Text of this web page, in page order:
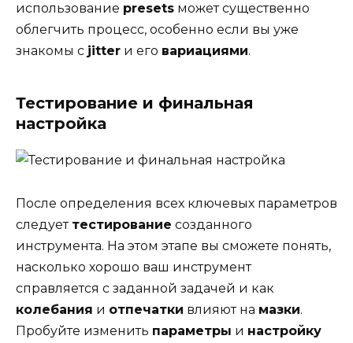
использование presets может существенно
облегчить процесс, особенно если вы уже
знакомы с jitter и его вариациями.
Тестирование и финальная
настройка
После определения всех ключевых параметров
следует тестирование созданного
инструмента. На этом этапе вы сможете понять,
насколько хорошо ваш инструмент
справляется с заданной задачей и как
колебания и отпечатки влияют на мазки.
Пробуйте изменить параметры и настройку